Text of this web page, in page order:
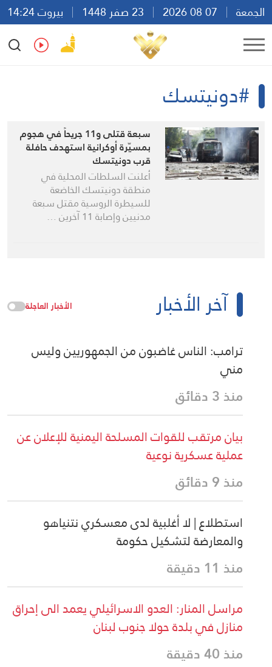
الجمعة
بيروت 14:24
Ar
En Fr Es
#دونيتسك
سبعة قتلى و11 جريحاً في هجوم
بمسيّرة أوكرانية استهدف حافلة
قرب دونيتسك
أعلنت السلطات المحلية في
منطقة دونيتسك الخاضعة
للسيطرة الروسية مقتل سبعة
مدنيين وإصابة 11 آخرين …
آخر الأخبار الأخبار العاجلة
ترامب: الناس غاضبون من الجمهوريين وليس
مني
منذ 3 دقائق
بيان مرتقب للقوات المسلحة اليمنية للإعلان عن
عملية عسكرية نوعية
منذ 9 دقائق
استطلاع | لا أغلبية لدى معسكري نتنياهو
والمعارضة لتشكيل حكومة
منذ 11 دقيقة
مراسل المنار: العدو الاسرائيلي يعمد الى إحراق
منازل في بلدة حولا جنوب لبنان
منذ 40 دقيقة